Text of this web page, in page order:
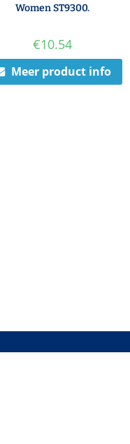
Women ST9300.
€10.54
Meer product info